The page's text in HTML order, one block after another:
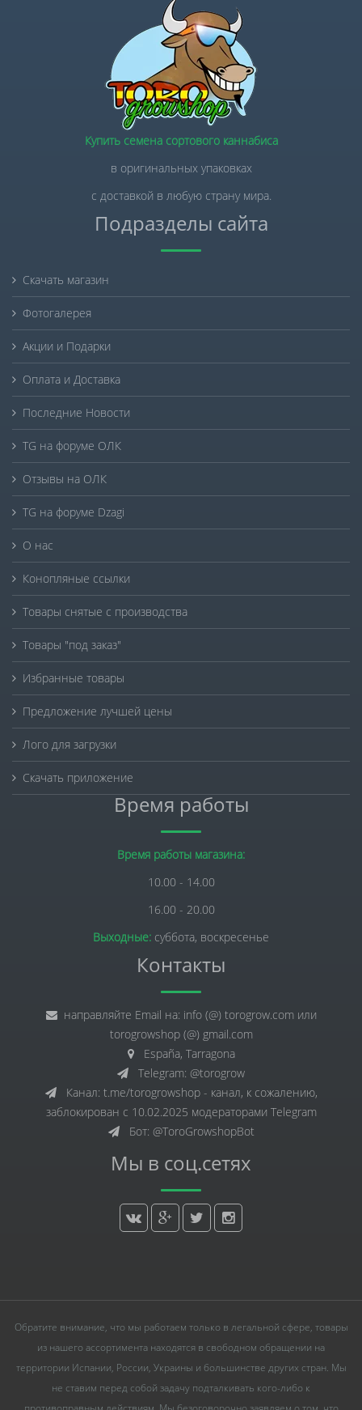
Купить семена сортового каннабиса
в оригинальных упаковках
с доставкой в любую страну мира.
Подразделы сайта
Скачать магазин
Фотогалерея
Акции и Подарки
Оплата и Доставка
Последние Новости
TG на форуме ОЛК
Отзывы на ОЛК
TG на форуме Dzagi
О нас
Конопляные ссылки
Товары снятые с производства
Товары "под заказ"
Избранные товары
Предложение лучшей цены
Лого для загрузки
Скачать приложение
Время работы
Время работы магазина:
10.00 - 14.00
16.00 - 20.00
Выходные: суббота, воскресенье
Контакты
направляйте Email на: info (@) torogrow.com или
torogrowshop (@) gmail.com
España, Tarragona
Telegram: @torogrow
Канал: t.me/torogrowshop - канал, к сожалению,
заблокирован с 10.02.2025 модераторами Telegram
Бот: @ToroGrowshopBot
Мы в соц.сетях
Обратите внимание, что мы работаем только в легальной сфере, товары
из нашего ассортимента находятся в свободном обращении на
территории Испании, России, Украины и большинстве других стран. Мы
не ставим перед собой задачу подталкивать кого-либо к